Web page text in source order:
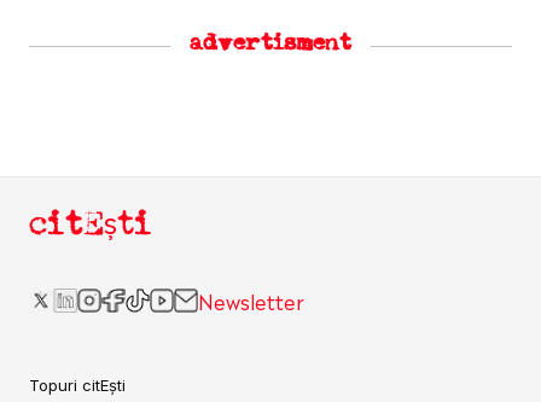
advertisment
citEști
Newsletter
Topuri citEști